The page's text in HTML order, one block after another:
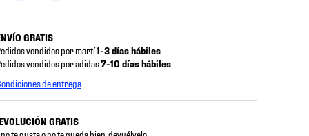
GRATIS
vendidos por martí1-3 días hábiles
vendidos por adidas7-10 días hábiles
de entrega
GRATIS